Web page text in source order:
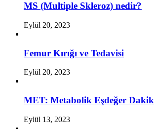
MS (Multiple Skleroz) nedir?
Eylül 20, 2023
Femur Kırığı ve Tedavisi
Eylül 20, 2023
MET: Metabolik Eşdeğer
Eylül 13, 2023